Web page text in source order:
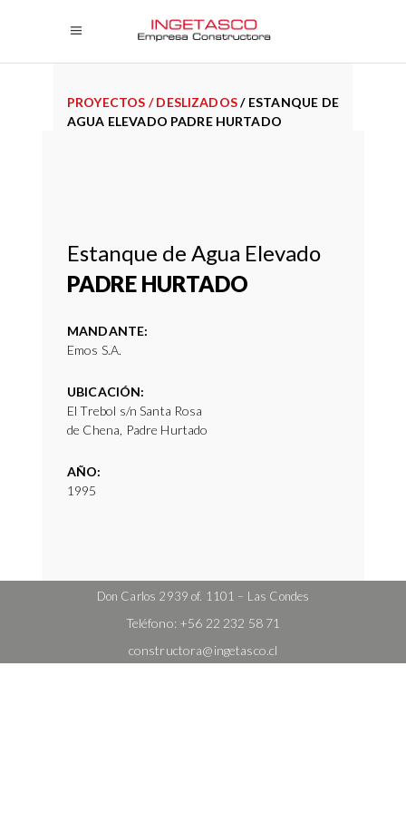
PROYECTOS /DESLIZADOS / ESTANQUE DE
AGUA ELEVADO PADRE HURTADO
Estanque de Agua Elevado
PADRE HURTADO
MANDANTE:
Emos S.A.
UBICACIÓN:
El Trebol s/n Santa Rosa
de Chena, Padre Hurtado
AÑO:
1995
Don Carlos 2939 of. 1101 – Las Condes
Teléfono: +56 22 232 58 71
constructora@ingetasco.cl